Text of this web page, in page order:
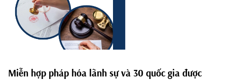
Miễn hợp pháp hóa lãnh sự và 30 quốc gia được